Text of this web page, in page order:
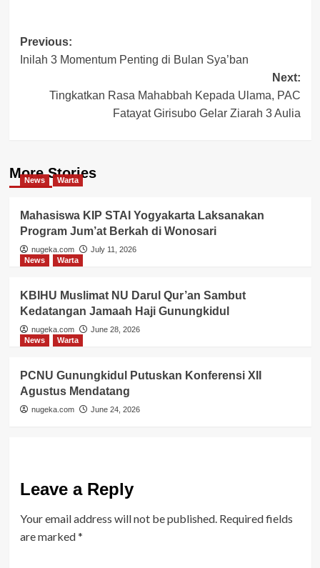
Post
navigation
Previous:
Inilah 3 Momentum Penting di Bulan Sya’ban
Next:
Tingkatkan Rasa Mahabbah Kepada Ulama, PAC
Fatayat Girisubo Gelar Ziarah 3 Aulia
More Stories
News Warta
Mahasiswa KIP STAI Yogyakarta Laksanakan
Program Jum’at Berkah di Wonosari
nugeka.com
July 11, 2026
News
Warta
KBIHU Muslimat NU Darul Qur’an Sambut
Kedatangan Jamaah Haji Gunungkidul
nugeka.com
June 28, 2026
News
Warta
PCNU Gunungkidul Putuskan Konferensi XII
Agustus Mendatang
nugeka.com June 24, 2026
Leave a Reply
Your email address will not be published. Required fields
are marked*